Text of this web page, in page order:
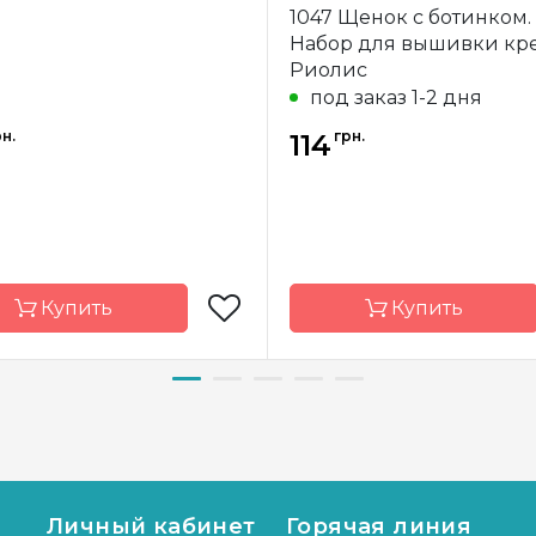
Купить
15х15 см
1047 Щенок с ботинком.
Набор для вышивки
Риолис
под заказ 1-2 дня
114 грн.
Купить
производитель
Размер
Личный кабинет Горячая линия